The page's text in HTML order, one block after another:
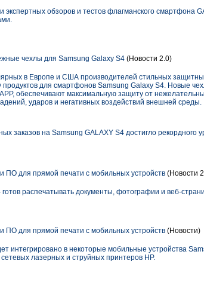
экспертных обзоров и тестов флагманского смартфона
чехлы для Samsung Galaxy S4 (Новости 2.0)
в Европе и США производителей стильных
продуктов для смартфонов Samsung Galaxy S4. Новые
обеспечивают максимальную защиту от
ударов и негативных воздействий внешней среды.
заказов на Samsung GALAXY S4 достигло рекордного
ПО для прямой печати с мобильных устройств (Новости
распечатывать документы, фотографии и веб-
ПО для прямой печати с мобильных устройств (Новости)
интегрировано в некоторые мобильные устройства
лазерных и струйных принтеров HP.